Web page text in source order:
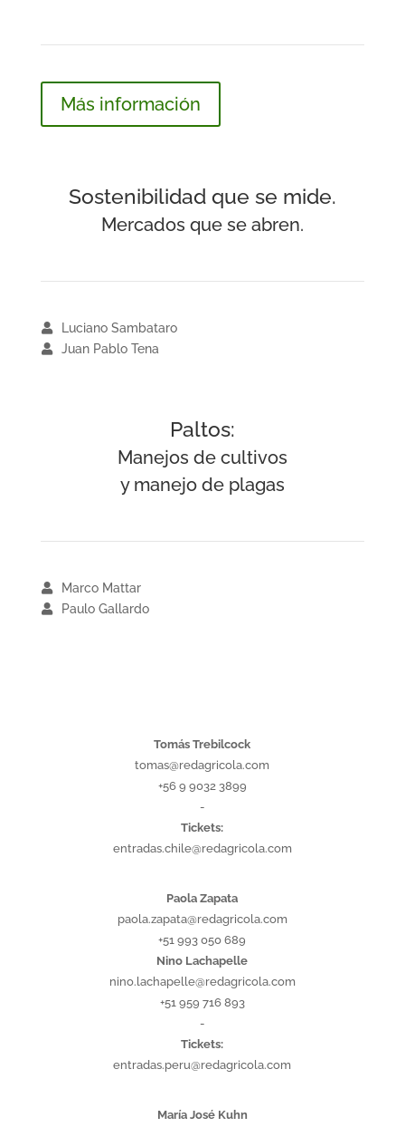
Más información
Sostenibilidad que se mide.
Mercados que se abren.
Luciano Sambataro
Juan Pablo Tena
Paltos:
Manejos de cultivos
y manejo de plagas
Marco Mattar
Paulo Gallardo
Tomás Trebilcock
tomas@redagricola.com
+56 9 9032 3899
-
Tickets:
entradas.chile@redagricola.com
Paola Zapata
paola.zapata@redagricola.com
+51 993 050 689
Nino Lachapelle
nino.lachapelle@redagricola.com
+51 959 716 893
-
Tickets:
entradas.peru@redagricola.com
María José Kuhn